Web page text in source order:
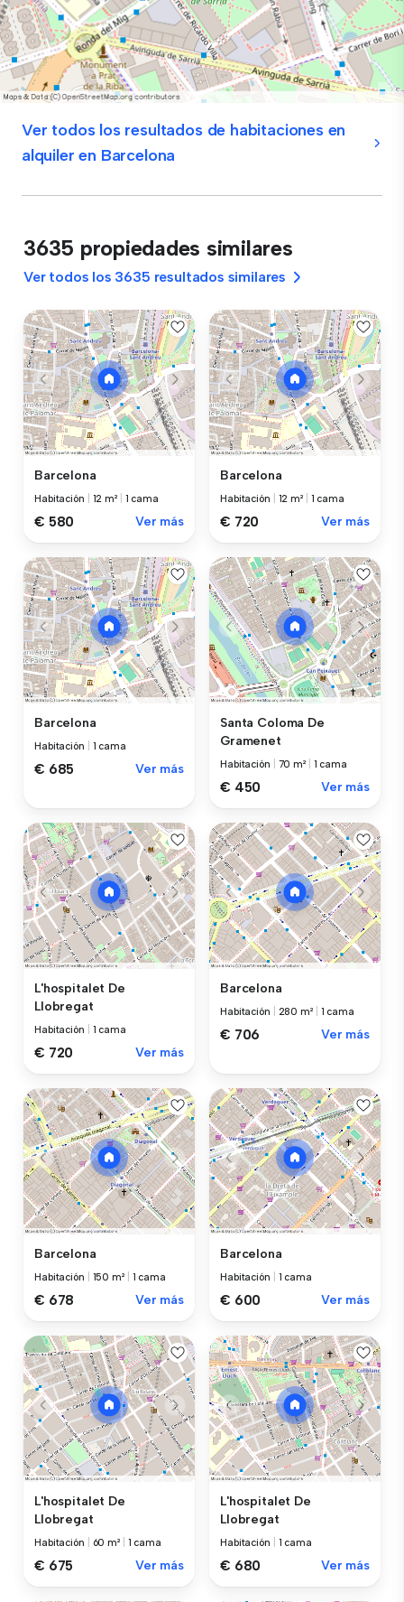
Ver todos los resultados de habitaciones en
alquiler en Barcelona
3635 propiedades similares
Ver todos los 3635 resultados similares
Barcelona
Habitación 12 m² 1 cama
€ 580 Ver más
Barcelona
Habitación 12 m² 1 cama
€ 720 Ver más
Barcelona
Habitación 1 cama
€ 685 Ver más
Santa Coloma De
Gramenet
Habitación 70 m² 1 cama
€ 450 Ver más
L'hospitalet De
Llobregat
Habitación 1 cama
€ 720 Ver más
Barcelona
Habitación 280 m² 1 cama
€ 706 Ver más
Barcelona
Habitación 150 m² 1 cama
€ 678 Ver más
Barcelona
Habitación 1 cama
€ 600 Ver más
L'hospitalet De
Llobregat
Habitación 60 m² 1 cama
€ 675 Ver más
L'hospitalet De
Llobregat
Habitación 1 cama
€ 680 Ver más